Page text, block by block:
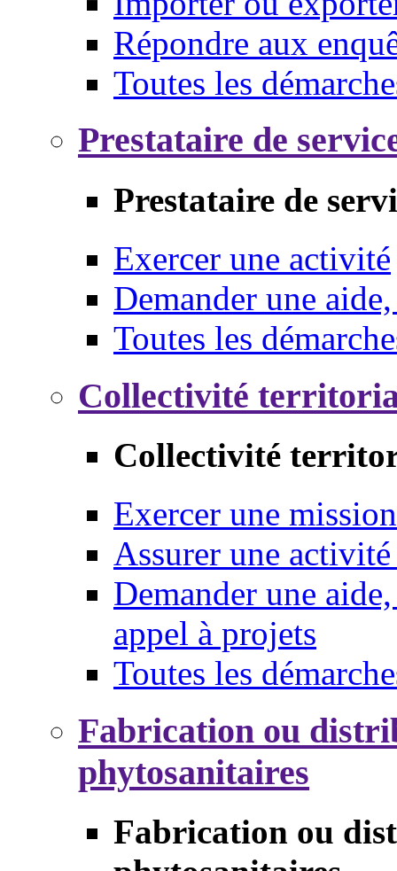
Répondre aux
Toutes les
Prestataire de
Prestataire de
Exercer une activité
Demander une
Toutes les
Collectivité
Collectivité
Exercer une mission
Assurer une
Demander une
appel à projets
Toutes les
Fabrication ou
phytosanitaires
Fabrication ou